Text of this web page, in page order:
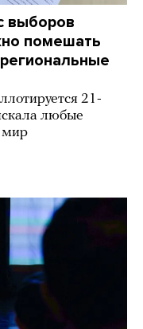
выборов
помешать
21-
любые
мир